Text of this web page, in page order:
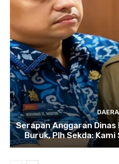
Serapan Anggaran
Buruk, Plh Sekda: